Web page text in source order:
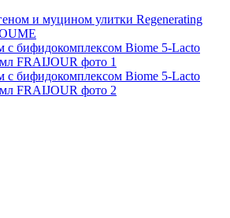
и муцином улитки Regenerating